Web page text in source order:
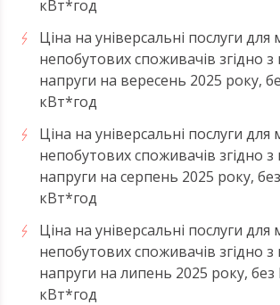
кВт*год
Ціна на універсальні послуги для
непобутових споживачів згідно з
напруги на вересень 2025 року,
кВт*год
Ціна на універсальні послуги для
непобутових споживачів згідно з
напруги на серпень 2025 року,
кВт*год
Ціна на універсальні послуги для
непобутових споживачів згідно з
напруги на липень 2025 року,
кВт*год